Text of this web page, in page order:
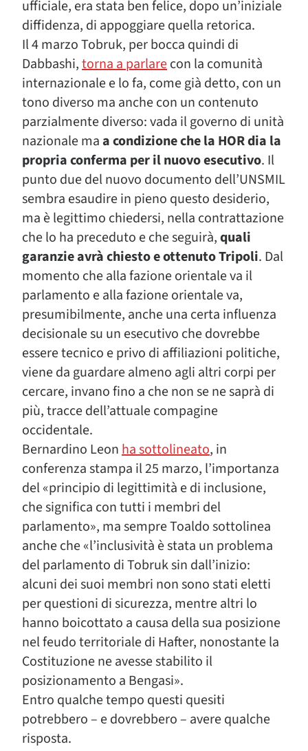
ufficiale, era stata ben felice, dopo un’iniziale
diffidenza, di appoggiare quella retorica.
Il 4 marzo Tobruk, per bocca quindi di
Dabbashi,torna a parlarecon la comunità
internazionale e lo fa, come già detto, con un
tono diverso ma anche con un contenuto
parzialmente diverso: vada il governo di unità
nazionale maa condizione che la HOR dia la
propria conferma per il nuovo esecutivo. Il
punto due del nuovo documento dell’UNSMIL
sembra esaudire in pieno questo desiderio,
ma è legittimo chiedersi, nella contrattazione
che lo ha preceduto e che seguirà,quali
garanzie avrà chiesto e ottenuto Tripoli. Dal
momento che alla fazione orientale va il
parlamento e alla fazione orientale va,
presumibilmente, anche una certa influenza
decisionale su un esecutivo che dovrebbe
essere tecnico e privo di affiliazioni politiche,
viene da guardare almeno agli altri corpi per
cercare, invano fino a che non se ne saprà di
più, tracce dell’attuale compagine
occidentale.
Bernardino Leonha sottolineato, in
conferenza stampa il 25 marzo, l’importanza
del «principio di legittimità e di inclusione,
che significa con tutti i membri del
parlamento», ma sempre Toaldo sottolinea
anche che «l’inclusività è stata un problema
del parlamento di Tobruk sin dall’inizio:
alcuni dei suoi membri non sono stati eletti
per questioni di sicurezza, mentre altri lo
hanno boicottato a causa della sua posizione
nel feudo territoriale di Hafter, nonostante la
Costituzione ne avesse stabilito il
posizionamento a Bengasi».
Entro qualche tempo questi quesiti
potrebbero – e dovrebbero – avere qualche
risposta.